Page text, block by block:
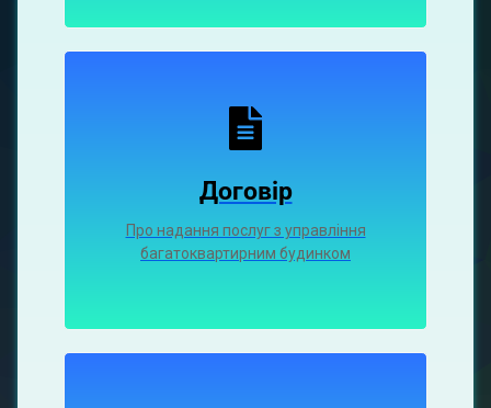
Договір
Про надання послуг з управління
багатоквартирним будинком